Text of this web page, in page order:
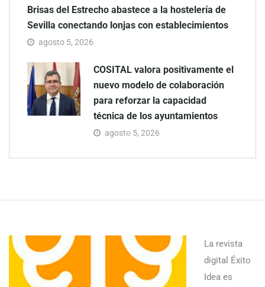
Brisas del Estrecho abastece a la hostelería de
Sevilla conectando lonjas con establecimientos
agosto 5, 2026
COSITAL valora positivamente el
nuevo modelo de colaboración
para reforzar la capacidad
técnica de los ayuntamientos
agosto 5, 2026
La revista
digital Éxito
Idea es